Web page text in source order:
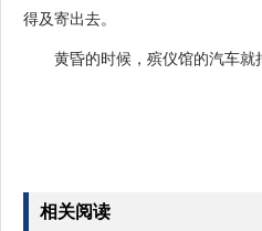
得及寄出去。
黄昏的时候，殡仪馆的汽车就
相关阅读